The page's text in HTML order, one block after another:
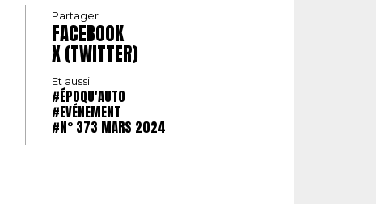
Partager
FACEBOOK
X (TWITTER)
Et aussi
#ÉPOQU'AUTO
#EVÉNEMENT
#N° 373 MARS 2024